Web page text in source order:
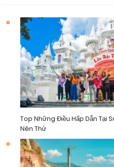
Top Những Điều Hấp Dẫn Tại
Nên Thử